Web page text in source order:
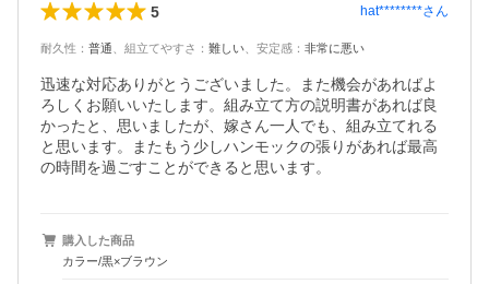
5 hat********さん
耐久性 ： 普通 組立てやすさ ： 難しい 安定感 ： 非常に悪い
迅速な対応ありがとうございました。また機会があればよ
ろしくお願いいたします。組み立て方の説明書があれば良
かったと、思いましたが、嫁さん一人でも、組み立てれる
と思います。またもう少しハンモックの張りがあれば最高
の時間を過ごすことができると思います。
購入した商品
カラー/黒×ブラウン